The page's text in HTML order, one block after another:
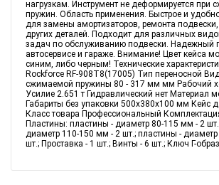
нагрузкам. Инструмент не деформируется при
пружин. Область применения. Быстрое и
для замены амортизаторов, ремонта
других деталей. Подходит для различных
задач по обслуживанию подвески. Надежный
автосервисе и гараже. Внимание! Цвет кейса
синим, либо черным! Технические
Rockforce RF-908T8(17005) Тип переносной
сжимаемой пружины 80 - 317 мм мм Рабочий
Усилие 2.651 т Гидравлический нет Материал
Габариты без упаковки 500x380x100 мм Кейс
Класс товара Профессиональный
Пластины: пластины - диаметр 80-115 мм - 2
диаметр 110-150 мм - 2 шт.; пластины -
шт.; Проставка - 1 шт.; Винты - 6 шт.; Ключ Г-